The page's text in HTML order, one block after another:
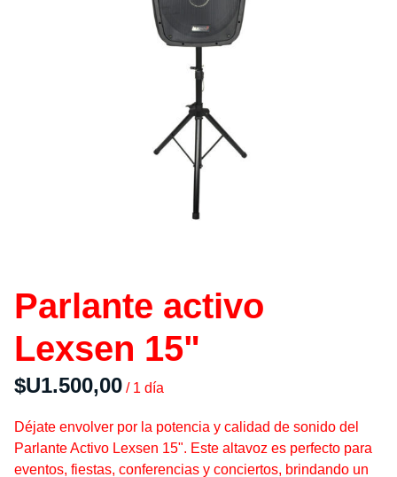
Parlante activo
Lexsen 15"
/
Déjate envolver por la potencia y calidad de sonido del
Parlante Activo Lexsen 15". Este altavoz es perfecto para
eventos, fiestas, conferencias y conciertos, brindando un